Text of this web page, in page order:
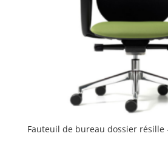
Fauteuil de bureau dossier résille